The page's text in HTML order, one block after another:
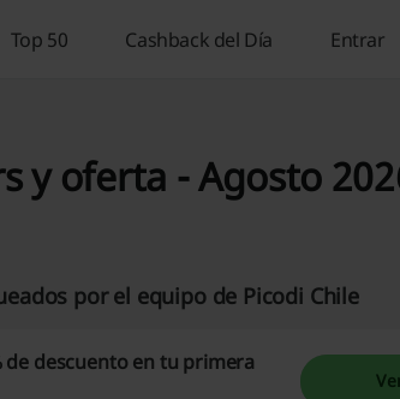
Top 50 Cashback del Día Entrar
y oferta - Agosto
por el equipo de Picodi Chile
de descuento en tu primera